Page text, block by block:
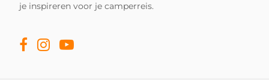
je inspireren voor je camperreis.